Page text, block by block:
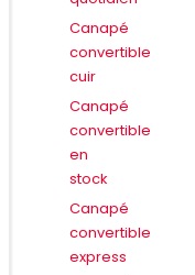
Canapé
convertible
cuir
Canapé
convertible
en
stock
Canapé
convertible
express